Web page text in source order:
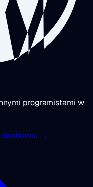
programistami w
spotkaniu →